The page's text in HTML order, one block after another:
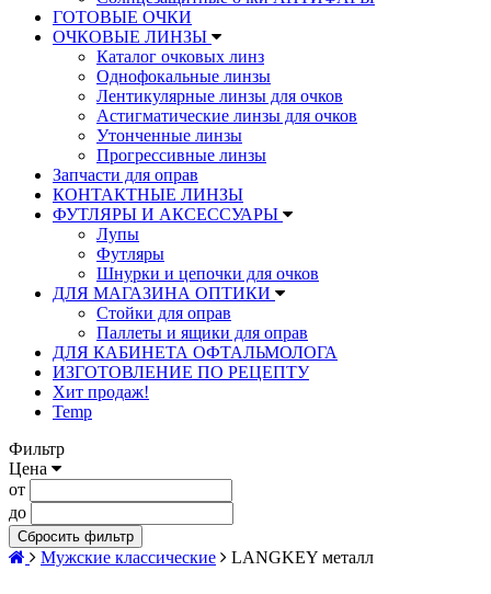
ГОТОВЫЕ ОЧКИ
ОЧКОВЫЕ ЛИНЗЫ
Каталог очковых линз
Однофокальные линзы
Лентикулярные линзы для очков
Астигматические линзы для очков
Утонченные линзы
Прогрессивные линзы
Запчасти для оправ
КОНТАКТНЫЕ ЛИНЗЫ
ФУТЛЯРЫ И АКСЕССУАРЫ
Лупы
Футляры
Шнурки и цепочки для очков
ДЛЯ МАГАЗИНА ОПТИКИ
Стойки для оправ
Паллеты и ящики для оправ
ДЛЯ КАБИНЕТА ОФТАЛЬМОЛОГА
ИЗГОТОВЛЕНИЕ ПО РЕЦЕПТУ
Хит продаж!
Temp
Фильтр
Цена
от
до
Сбросить фильтр
Мужские классические LANGKEY металл